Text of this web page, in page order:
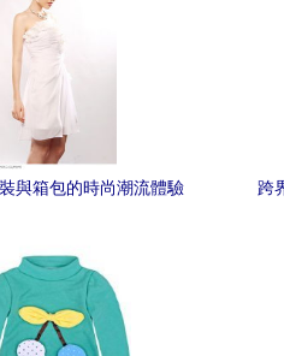
與箱包的時尚潮流體驗
跨